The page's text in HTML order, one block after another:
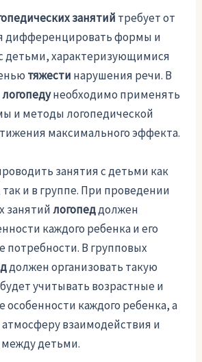
занятий требует от
дифференцировать формы и
детьми, характеризующимися
тяжести нарушения речи. В
логопедунеобходимо применять
и методы логопедической
максимального эффекта.
занятия с детьми как
и в группе. При проведении
занятийлогопеддолжен
каждого ребенка и его
потребности. В групповых
должен организовать такую
учитывать возрастные и
каждого ребенка, а
атмосферу взаимодействия и
детьми.